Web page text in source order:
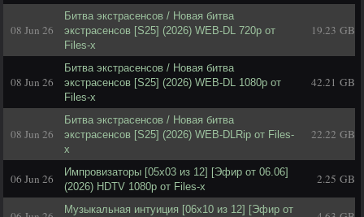
08 Jun 26
Битва экстрасенсов / Новая битва
экстрасенсов [S25] (2026) WEB-DL 720p от
Files-x
19.23 GB
08 Jun 26
Битва экстрасенсов / Новая битва
экстрасенсов [S25] (2026) WEB-DL 1080p от
Files-x
42.21 GB
08 Jun 26
Битва экстрасенсов / Новая битва
экстрасенсов [S25] (2026) WEB-DLRip от Files-
x
22.22 GB
06 Jun 26
Импровизаторы [05x03 из 12] [Эфир от 06.06]
(2026) HDTV 1080р от Files-x
2.25 GB
Музыкальная интуиция [06x10 из 12] [Эфир от